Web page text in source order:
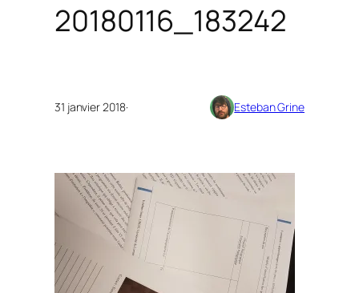
20180116_183242
31 janvier 2018· Esteban Grine